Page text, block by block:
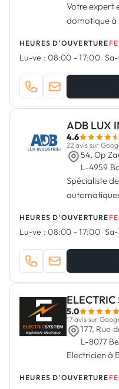
Votre expert
domotique
HEURES D'OUVERTURE
Lu-ve : 08:00 - 17:00·
ADB LUX
4.6
22 avis sur
54, Op
L-4959
Spécialiste
HEURES D'OUVERTURE
Lu-ve : 08:00 - 17:00·
ELECTRIC
5.0
17 avis sur
177, Rue
L-8077
Electricien à
HEURES D'OUVERTURE